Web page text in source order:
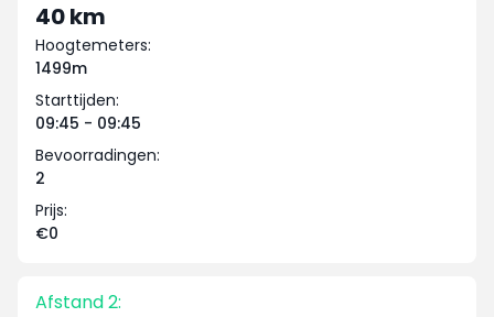
40 km
Hoogtemeters:
1499m
Starttijden:
09:45 - 09:45
Bevoorradingen:
2
Prijs:
€0
Afstand 2: